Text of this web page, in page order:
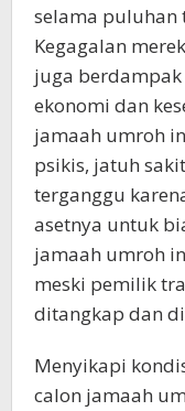
selama puluhan
Kegagalan
juga
ekonomi dan
jamaah umroh
psikis, jatuh
terganggu
asetnya untuk
jamaah umroh
meski pemilik
ditangkap dan
Menyikapi
calon jamaah